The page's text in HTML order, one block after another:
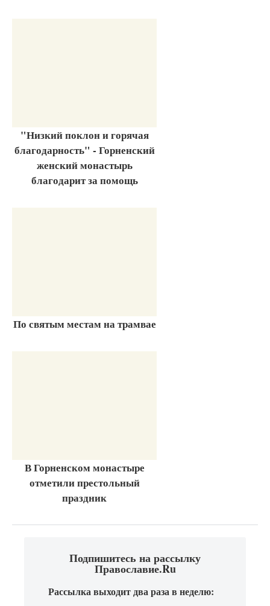
"Низкий поклон и горячая
благодарность" - Горненский
женский монастырь
благодарит за помощь
По святым местам на трамвае
В Горненском монастыре
отметили престольный
праздник
Подпишитесь на рассылку
Православие.Ru
Рассылка выходит два раза в неделю: